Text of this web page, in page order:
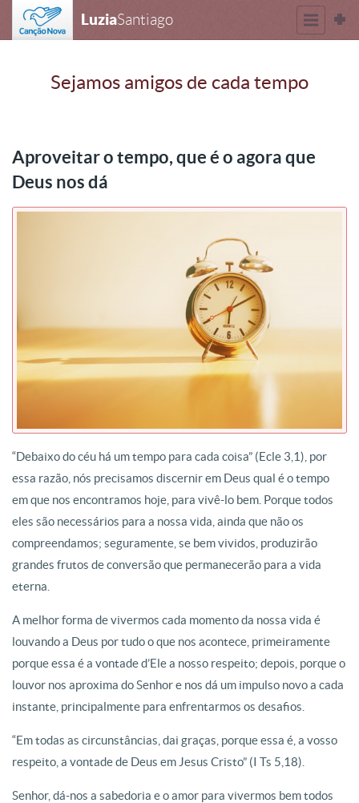
LuziaSantiago
Sejamos amigos de cada tempo
Aproveitar o tempo, que é o agora que
Deus nos dá
“Debaixo do céu há um tempo para cada coisa” (Ecle 3,1), por
essa razão, nós precisamos discernir em Deus qual é o tempo
em que nos encontramos hoje, para vivê-lo bem. Porque todos
eles são necessários para a nossa vida, ainda que não os
compreendamos; seguramente, se bem vividos, produzirão
grandes frutos de conversão que permanecerão para a vida
eterna.
A melhor forma de vivermos cada momento da nossa vida é
louvando a Deus por tudo o que nos acontece, primeiramente
porque essa é a vontade d’Ele a nosso respeito; depois, porque o
louvor nos aproxima do Senhor e nos dá um impulso novo a cada
instante, principalmente para enfrentarmos os desafios.
“Em todas as circunstâncias, dai graças, porque essa é, a vosso
respeito, a vontade de Deus em Jesus Cristo” (I Ts 5,18).
Senhor, dá-nos a sabedoria e o amor para vivermos bem todos